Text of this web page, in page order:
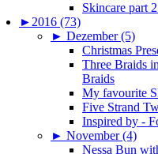
Skincare part
► 2016 (73)
► Dezember (5)
Christmas
Three Braids
Braids
My favourite
Five Strand
Inspired by -
► November (4)
Nessa Bun